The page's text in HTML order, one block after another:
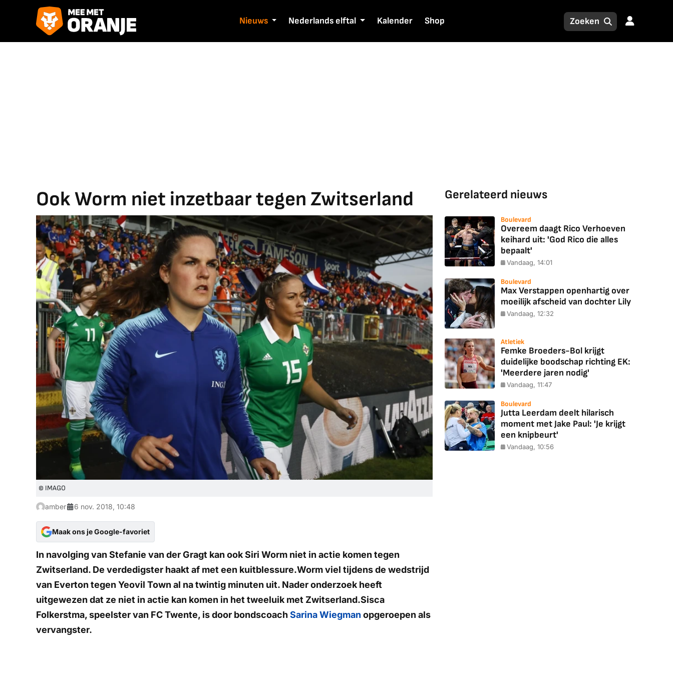
Nieuws Nederlands elftal Kalender Shop
Ook Worm niet inzetbaar tegen Zwitserland
© IMAGO
amber 6 nov. 2018, 10:48
Maak ons je Google-favoriet
In navolging van Stefanie van der Gragt kan ook Siri Worm niet in actie komen tegen
Zwitserland. De verdedigster haakt af met een kuitblessure.Worm viel tijdens de wedstrijd
van Everton tegen Yeovil Town al na twintig minuten uit. Nader onderzoek heeft
uitgewezen dat ze niet in actie kan komen in het tweeluik met Zwitserland.Sisca
Folkerstma, speelster van FC Twente, is door bondscoach Sarina Wiegman opgeroepen als
vervangster.
Gerelateerd nieuws
Boulevard
Overeem daagt Rico Verhoeven
keihard uit: 'God Rico die alles
bepaalt'
Vandaag, 14:01
Boulevard
Max Verstappen openhartig over
moeilijk afscheid van dochter Lily
Vandaag, 12:32
Atletiek
Femke Broeders-Bol krijgt
duidelijke boodschap richting EK:
'Meerdere jaren nodig'
Vandaag, 11:47
Boulevard
Jutta Leerdam deelt hilarisch
moment met Jake Paul: 'Je krijgt
een knipbeurt'
Vandaag, 10:56